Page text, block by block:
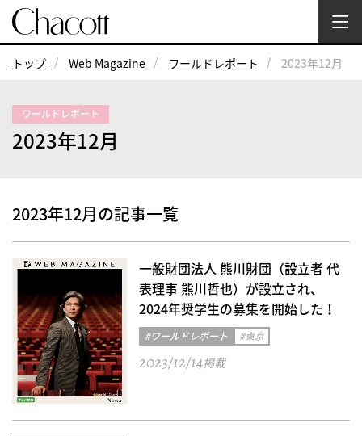
トップ Web Magazine ワールドレポート 2023年12月
ワールドレポート
2023年12月
2023年12月の記事一覧
一般財団法人 熊川財団（設立者 代
表理事 熊川哲也）が設立され、
2024年奨学生の募集を開始した！
#ワールドレポート #東京
2023/12/14掲載